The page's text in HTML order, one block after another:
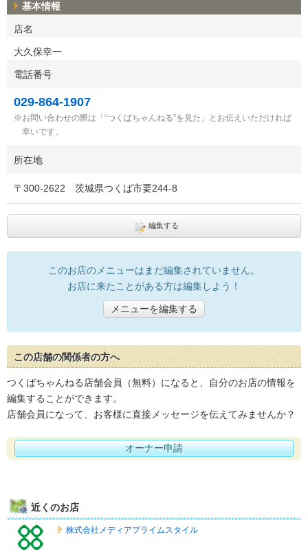
基本情報
店名
大久保幸一
電話番号
029-864-1907
お問い合わせの際は「“つくばちゃんねる”を見た」とお伝えいただければ
幸いです。
所在地
〒 300-2622 茨城県つくば市要244-8
編集する
このお店のメニューはまだ編集されていません。
お店に来たことがある方は編集しよう！
メニューを編集する
この店舗の関係者の方へ
つくばちゃんねる店舗会員（無料）になると、自分のお店の情報を
編集することができます。
店舗会員になって、お客様に直接メッセージを伝えてみませんか？
オーナー申請
近くのお店
株式会社メディアプライムスタイル